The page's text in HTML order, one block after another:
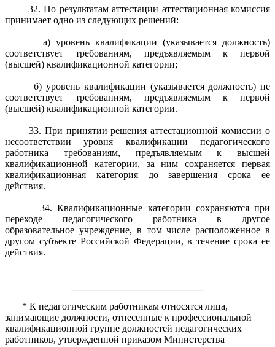
32. По результатам аттестации аттестационная комиссия
принимает одно из следующих решений:
а) уровень квалификации (указывается должность)
соответствует требованиям, предъявляемым к первой
(высшей) квалификационной категории;
б) уровень квалификации (указывается должность) не
соответствует требованиям, предъявляемым к первой
(высшей) квалификационной категории.
33. При принятии решения аттестационной комиссии о
несоответствии уровня квалификации педагогического
работника требованиям, предъявляемым к высшей
квалификационной категории, за ним сохраняется первая
квалификационная категория до завершения срока ее
действия.
34. Квалификационные категории сохраняются при
переходе педагогического работника в другое
образовательное учреждение, в том числе расположенное в
другом субъекте Российской Федерации, в течение срока ее
действия.
* К педагогическим работникам относятся лица,
занимающие должности, отнесенные к профессиональной
квалификационной группе должностей педагогических
работников, утвержденной приказом Министерства